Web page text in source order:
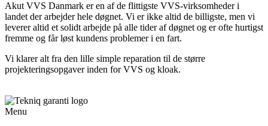
Akut VVS Danmark er en af de flittigste VVS-virksomheder i
landet der arbejder hele døgnet. Vi er ikke altid de billigste, men vi
leverer altid et solidt arbejde på alle tider af døgnet og er ofte hurtigst
fremme og får løst kundens problemer i en fart.
Vi klarer alt fra den lille simple reparation til de større
projekteringsopgaver inden for VVS og kloak.
Menu